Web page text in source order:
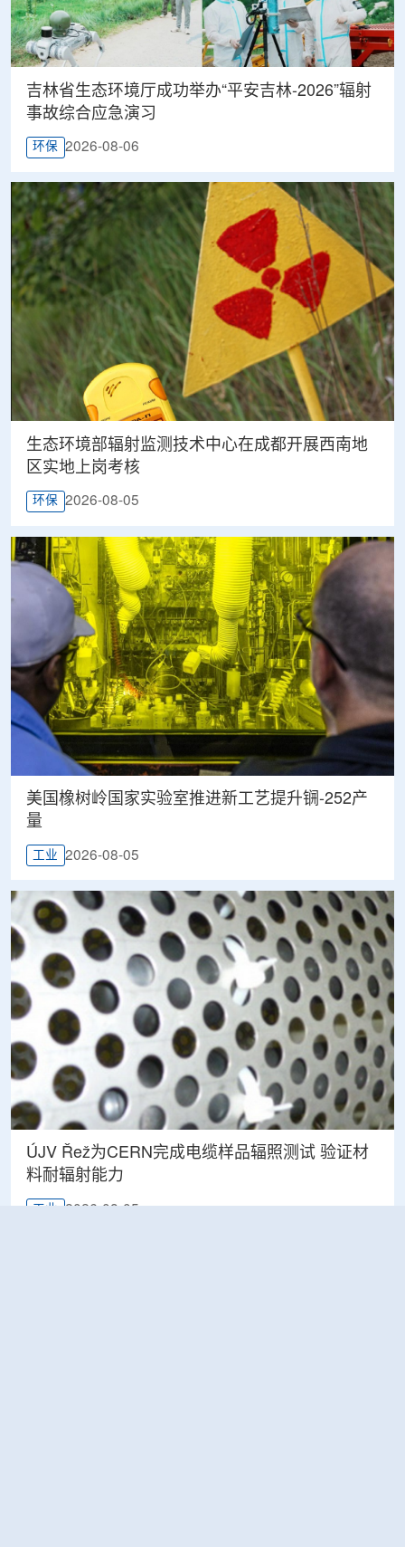
吉林省生态环境厅成功举办“平安吉林-2026”辐射
事故综合应急演习
环保 2026-08-06
生态环境部辐射监测技术中心在成都开展西南地
区实地上岗考核
环保 2026-08-05
美国橡树岭国家实验室推进新工艺提升锎-252产
量
工业 2026-08-05
ÚJV Řež为CERN完成电缆样品辐照测试 验证材
料耐辐射能力
工业 2026-08-05